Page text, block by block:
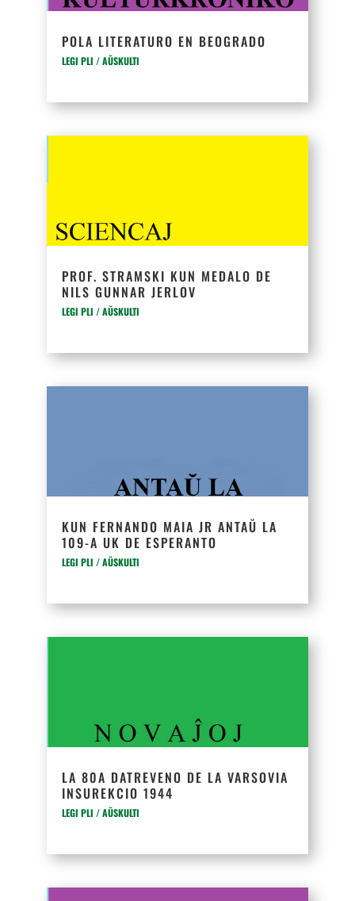
POLA LITERATURO EN BEOGRADO
LEGI PLI / AŬSKULTI
PROF. STRAMSKI KUN MEDALO DE
NILS GUNNAR JERLOV
LEGI PLI / AŬSKULTI
KUN FERNANDO MAIA JR ANTAŬ LA
109-A UK DE ESPERANTO
LEGI PLI / AŬSKULTI
LA 80A DATREVENO DE LA VARSOVIA
INSUREKCIO 1944
LEGI PLI / AŬSKULTI